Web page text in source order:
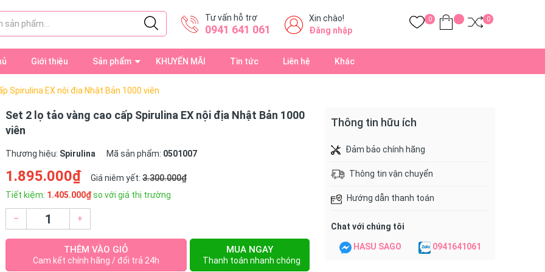
Tư vấn hỗ trợ
0941 641 061
Xin chào!
Đăng nhập
0 0
Giới thiệu Sản phẩm KHUYẾN MÃI Tin tức Liên hệ Khác
Spirulina EX nội địa Nhật Bản 1000 viên
Set 2 lọ tảo vàng cao cấp Spirulina EX nội địa Nhật Bản 1000
viên
Thương hiệu: Spirulina Mã sản phẩm: 0501007
1.895.000₫ Giá niêm yết: 3.300.000₫
Tiết kiệm: 1.405.000₫so với giá thị trường
– +
THÊM VÀO GIỎ
Cam kết chính hãng / đổi trả 24h
MUA NGAY
Thanh toán nhanh chóng
Thông tin hữu ích
Đảm bảo chính hãng
Thông tin vận chuyển
Hướng dẫn thanh toán
Chat với chúng tôi
HASU SAGO 0941641061